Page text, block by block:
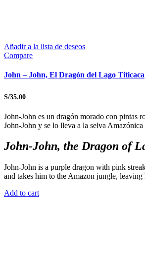
Añadir a la lista de deseos
Compare
John – John, El Dragón del Lago Titicaca
S/35.00
John-John es un dragón morado con pintas
John-John y se lo lleva a la selva
John-John, the Dragon of
John-John is a purple dragon with pink
and takes him to the Amazon jungle,
Add to cart